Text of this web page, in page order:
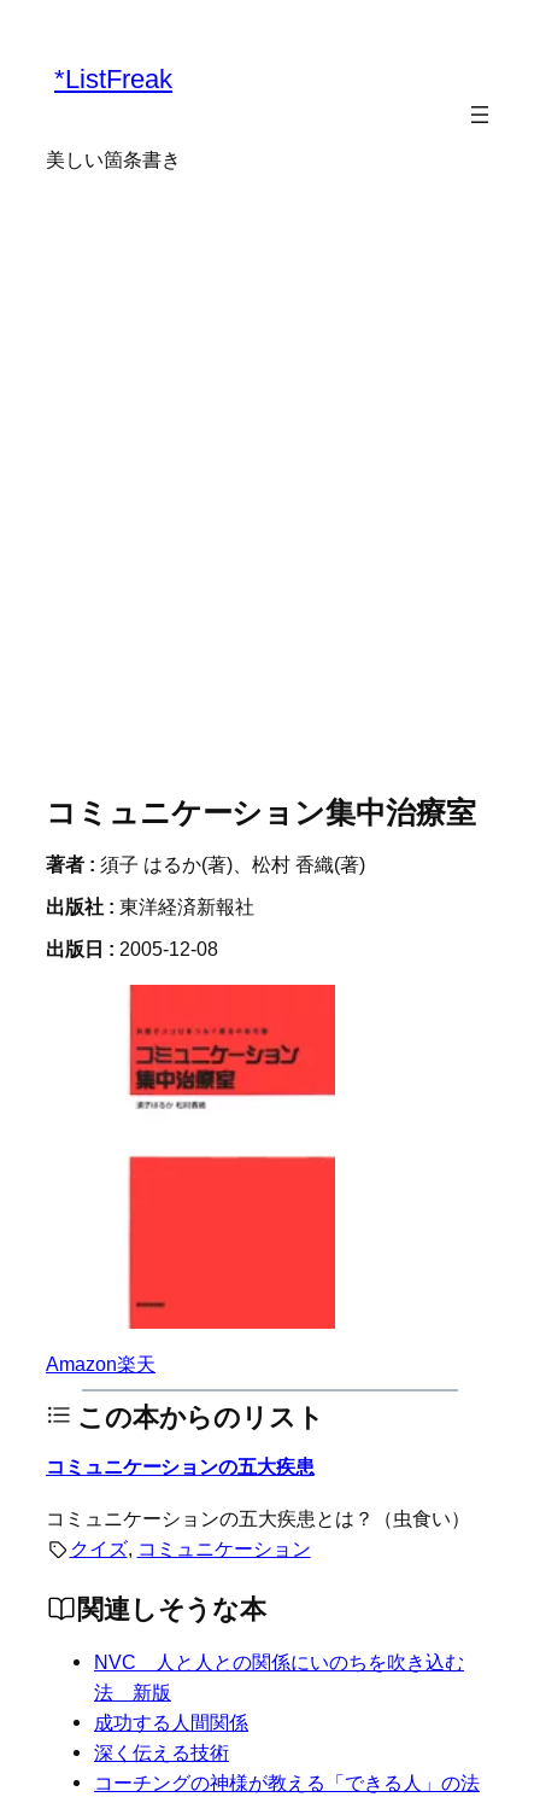
*ListFreak
美しい箇条書き
コミュニケーション集中治療室
著者 : 須子 はるか(著)、松村 香織(著)
出版社 : 東洋経済新報社
出版日 : 2005-12-08
Amazon楽天
この本からのリスト
コミュニケーションの五大疾患
コミュニケーションの五大疾患とは？（虫食い）
クイズ, コミュニケーション
関連しそうな本
NVC 人と人との関係にいのちを吹き込む
法 新版
成功する人間関係
深く伝える技術
コーチングの神様が教える「できる人」の法